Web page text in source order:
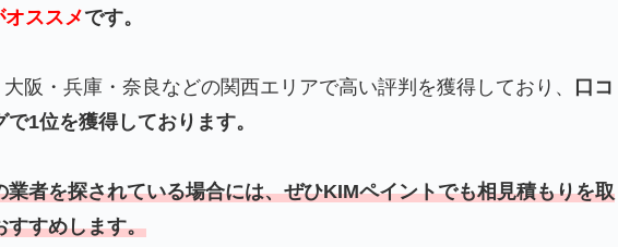
ススメです。
阪・兵庫・奈良などの関西エリアで高い評判を獲得しており、
口コ
1位を獲得しております。
業者を探されている場合には、ぜひKIMペイントでも相見積もりを取
すすめします。